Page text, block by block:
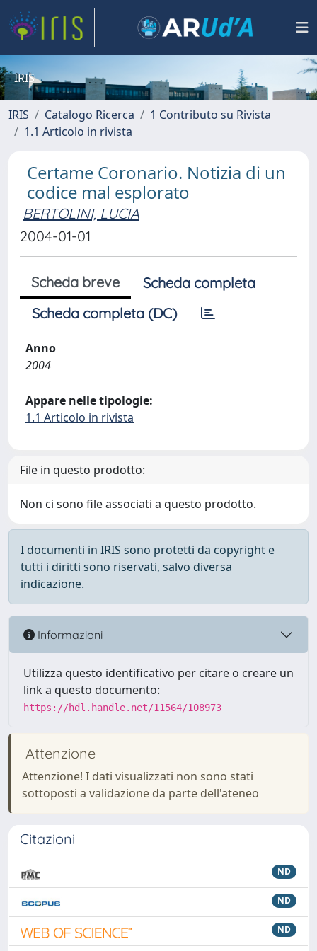
IRIS
IRIS Catalogo Ricerca
1 Contributo su Rivista
1.1 Articolo in rivista
Certame Coronario. Notizia di un
codice mal esplorato
BERTOLINI, LUCIA
2004-01-01
Scheda breve
Scheda completa
Scheda completa (DC)
Anno
2004
Appare nelle tipologie:
1.1 Articolo in rivista
File in questo prodotto:
Non ci sono file associati a questo prodotto.
I documenti in IRIS sono protetti da copyright e
tutti i diritti sono riservati, salvo diversa
indicazione.
Informazioni
Utilizza questo identificativo per citare o creare un
link a questo documento:
https://hdl.handle.net/11564/108973
Attenzione
Attenzione! I dati visualizzati non sono stati
sottoposti a validazione da parte dell'ateneo
Citazioni
ND
ND
ND